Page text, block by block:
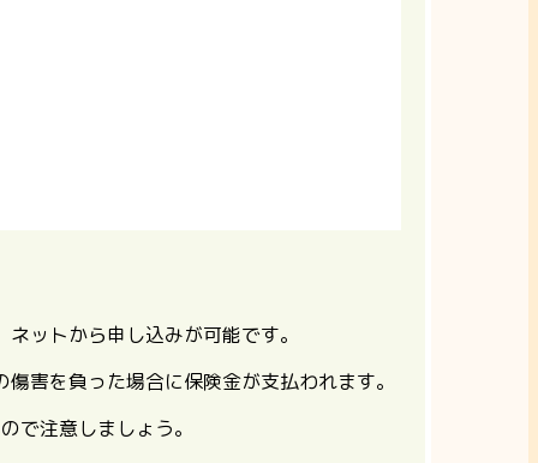
ットから申し込みが可能です。
害を負った場合に保険金が支払われます。
で注意しましょう。